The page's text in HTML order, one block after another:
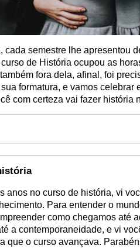
cada semestre lhe apresentou
de História ocupou as
fora dela, afinal, foi
formatura, e vamos celebrar
com certeza vai fazer história
anos no curso de história, vi
Para entender o
como chegamos até
a contemporaneidade, e vi
que o curso avançava.